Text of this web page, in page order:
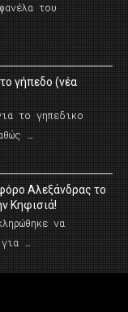
του
γήπεδο (νέα
το γηπεδικο
…
Αλεξάνδρας το
Κηφισιά!
να
…